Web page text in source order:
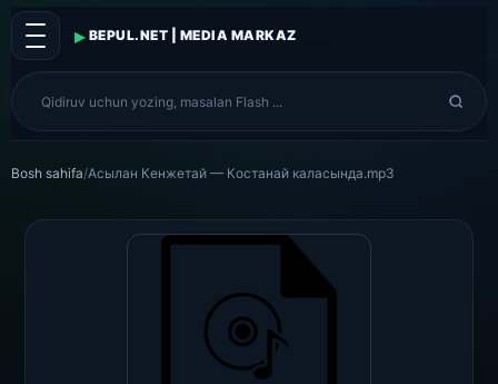
▸ BEPUL.NET | MEDIA MARKAZ
Bosh sahifa/Асылан Кенжетай — Костанай каласында.mp3